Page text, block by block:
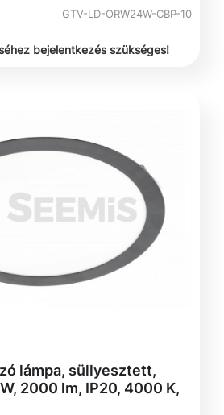
GTV-LD-ORW24W-CBP-10
bejelentkezés szükséges!
lámpa, süllyesztett,
2000 lm, IP20, 4000 K,